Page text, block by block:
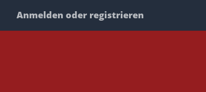
Anmelden oder registrieren